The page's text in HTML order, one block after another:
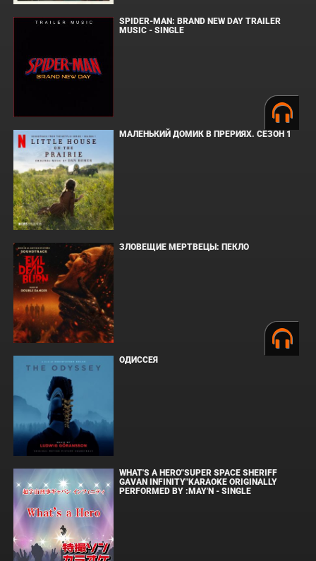
SPIDER-MAN: BRAND NEW DAY TRAILER
MUSIC - SINGLE
МАЛЕНЬКИЙ ДОМИК В ПРЕРИЯХ. СЕЗОН 1
ЗЛОВЕЩИЕ МЕРТВЕЦЫ: ПЕКЛО
ОДИССЕЯ
WHAT'S A HERO"SUPER SPACE SHERIFF
GAVAN INFINITY"KARAOKE ORIGINALLY
PERFORMED BY :MAY'N - SINGLE